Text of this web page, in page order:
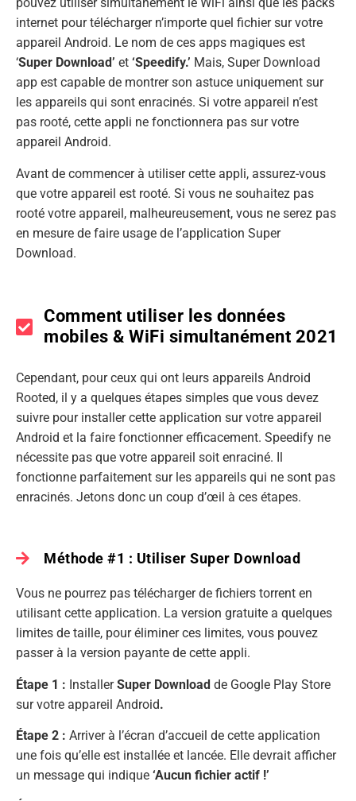
pouvez utiliser simultanément le WiFi ainsi que les packs
internet pour télécharger n’importe quel fichier sur votre
appareil Android. Le nom de ces apps magiques est
‘Super Download’ et ‘Speedify.’ Mais, Super Download
app est capable de montrer son astuce uniquement sur
les appareils qui sont enracinés. Si votre appareil n’est
pas rooté, cette appli ne fonctionnera pas sur votre
appareil Android.
Avant de commencer à utiliser cette appli, assurez-vous
que votre appareil est rooté. Si vous ne souhaitez pas
rooté votre appareil, malheureusement, vous ne serez pas
en mesure de faire usage de l’application Super
Download.
Comment utiliser les données
mobiles & WiFi simultanément 2021
Cependant, pour ceux qui ont leurs appareils Android
Rooted, il y a quelques étapes simples que vous devez
suivre pour installer cette application sur votre appareil
Android et la faire fonctionner efficacement. Speedify ne
nécessite pas que votre appareil soit enraciné. Il
fonctionne parfaitement sur les appareils qui ne sont pas
enracinés. Jetons donc un coup d’œil à ces étapes.
Méthode #1 : Utiliser Super Download
Vous ne pourrez pas télécharger de fichiers torrent en
utilisant cette application. La version gratuite a quelques
limites de taille, pour éliminer ces limites, vous pouvez
passer à la version payante de cette appli.
Étape 1 : InstallerSuper Download de Google Play Store
sur votre appareil Android.
Étape 2 : Arriver à l’écran d’accueil de cette application
une fois qu’elle est installée et lancée. Elle devrait afficher
un message qui indique ‘Aucun fichier actif !’